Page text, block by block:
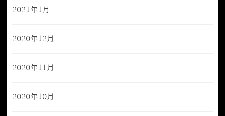
2021年1月
2020年12月
2020年11月
2020年10月